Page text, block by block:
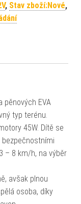
, Stav zboží:Nové,
pěnových EVA
typ terénu.
45W. Dítě se
– 8 km/h, na výběr
avšak plnou
osoba, díky